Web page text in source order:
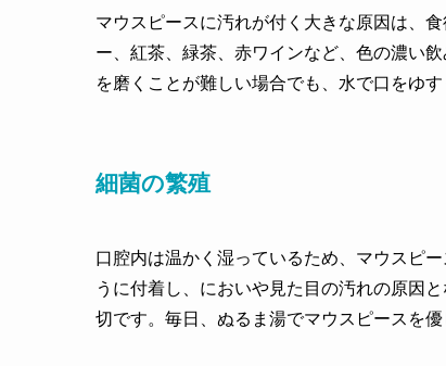
マウスピースに汚れが付く大きな原因は、
ー、紅茶、緑茶、赤ワインなど、色の濃い
を磨くことが難しい場合でも、水で口をゆ
細菌の繁殖
口腔内は温かく湿っているため、マウスピ
うに付着し、においや見た目の汚れの原因
切です。毎日、ぬるま湯でマウスピースを